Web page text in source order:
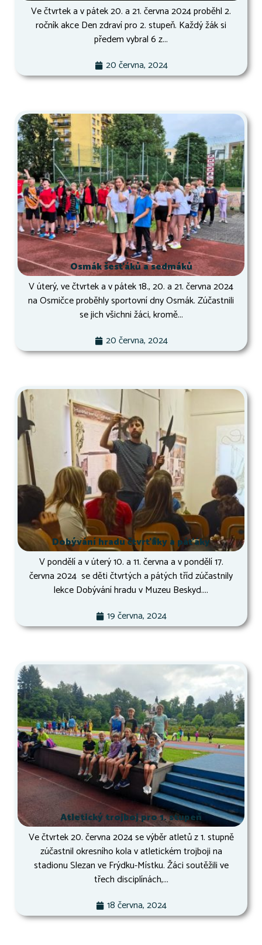
Ve čtvrtek a v pátek 20. a 21. června 2024 proběhl 2.
ročník akce Den zdraví pro 2. stupeň. Každý žák si
předem vybral 6 z...
20 června, 2024
Osmák šesťáků a sedmáků
V úterý, ve čtvrtek a v pátek 18., 20. a 21. června 2024
na Osmičce proběhly sportovní dny Osmák. Zúčastnili
se jich všichni žáci, kromě...
20 června, 2024
Dobývání hradu čtvrťáky a páťáky
V pondělí a v úterý 10. a 11. června a v pondělí 17.
června 2024 se děti čtvrtých a pátých tříd zúčastnily
lekce Dobývání hradu v Muzeu Beskyd....
19 června, 2024
Atletický trojboj pro 1. stupeň
Ve čtvrtek 20. června 2024 se výběr atletů z 1. stupně
zúčastnil okresního kola v atletickém trojboji na
stadionu Slezan ve Frýdku-Místku. Žáci soutěžili ve
třech disciplínách,...
18 června, 2024